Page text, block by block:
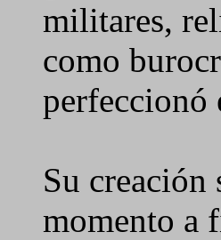
militares,
como
perfeccionó
Su
momento a